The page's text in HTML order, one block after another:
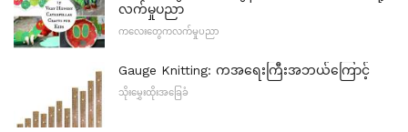
လက်မှုပညာ
ကလေးတွေကလက်မှုပညာ
Gauge Knitting: ကအရေးကြီးအဘယ်ကြောင့်
သိုးမွှေးထိုးအခြေခံ